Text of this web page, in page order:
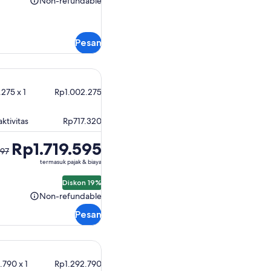
Non-
Pesan
x 1 Rp1.002.275
Rp717.320
Rp1.719.595
termasuk pajak & biaya
Diskon 19%
Non-refundable
Non-
Pesan
x 1 Rp1.292.790